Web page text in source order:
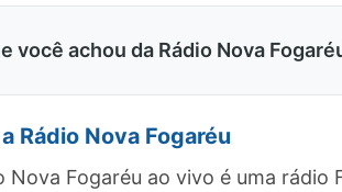
você achou da Rádio Nova
Rádio Nova Fogaréu
Nova Fogaréu ao vivo é uma